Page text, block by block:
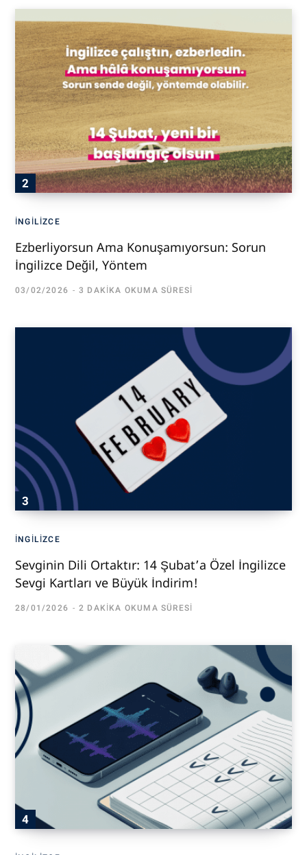
İNGILIZCE
Ezberliyorsun Ama Konuşamıyorsun: Sorun
İngilizce Değil, Yöntem
03/02/2026 3 DAKIKA OKUMA SÜRESI
İNGILIZCE
Sevginin Dili Ortaktır: 14 Şubat’a Özel İngilizce
Sevgi Kartları ve Büyük İndirim!
28/01/2026 2 DAKIKA OKUMA SÜRESI